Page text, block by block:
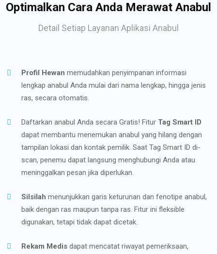
Optimalkan Cara Anda Merawat Anabul
Detail Setiap Layanan Aplikasi Anabul
Profil Hewan memudahkan penyimpanan informasi
lengkap anabul Anda mulai dari nama lengkap, hingga jenis
ras, secara otomatis.
Daftarkan anabul Anda secara Gratis! Fitur Tag Smart ID
dapat membantu menemukan anabul yang hilang dengan
tampilan lokasi dan kontak pemilik. Saat Tag Smart ID di-
scan, penemu dapat langsung menghubungi Anda atau
meninggalkan pesan jika diperlukan.
Silsilah menunjukkan garis keturunan dan fenotipe anabul,
baik dengan ras maupun tanpa ras. Fitur ini fleksible
digunakan, tetapi tidak dapat dicetak.
Rekam Medis dapat mencatat riwayat pemeriksaan,